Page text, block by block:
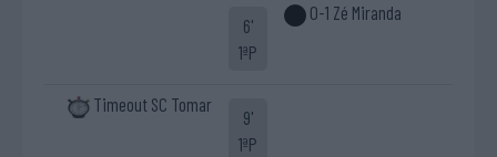
6'
1ªP
0-1 Zé Miranda
Timeout SC Tomar
9'
1ªP